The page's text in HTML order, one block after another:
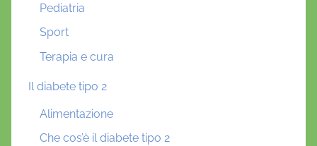
Pediatria
Sport
Terapia e cura
Il diabete tipo 2
Alimentazione
Che cos’è il diabete tipo 2